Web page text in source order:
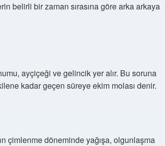
belirli bir zaman sırasına göre arka arkaya
ayçiçeği ve gelincik yer alır. Bu soruna
kadar geçen süreye ekim molası denir.
çimlenme döneminde yağışa, olgunlaşma